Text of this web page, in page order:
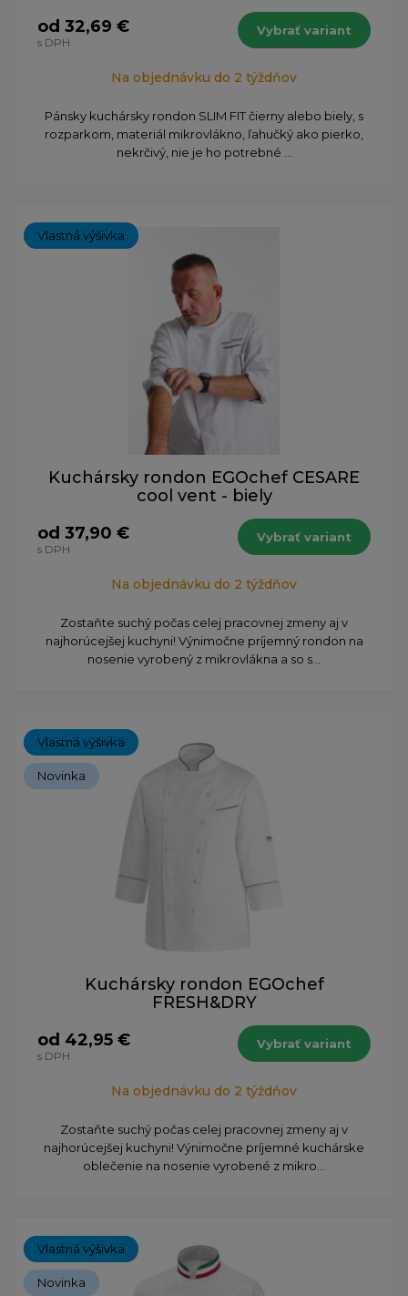
od 32,69 €
s DPH
Vybrať variant
Na objednávku do 2 týždňov
Pánsky kuchársky rondon SLIM FIT čierny alebo biely, s
rozparkom, materiál mikrovlákno, ľahučký ako pierko,
nekrčivý, nie je ho potrebné ...
Vlastná výšivka
Kuchársky rondon EGOchef CESARE
cool vent - biely
od 37,90 €
s DPH
Vybrať variant
Na objednávku do 2 týždňov
Zostaňte suchý počas celej pracovnej zmeny aj v
najhorúcejšej kuchyni! Výnimočne príjemný rondon na
nosenie vyrobený z mikrovlákna a so s...
Vlastná výšivka
Novinka
Kuchársky rondon EGOchef
FRESH&DRY
od 42,95 €
s DPH
Vybrať variant
Na objednávku do 2 týždňov
Zostaňte suchý počas celej pracovnej zmeny aj v
najhorúcejšej kuchyni! Výnimočne príjemné kuchárske
oblečenie na nosenie vyrobené z mikro...
Vlastná výšivka
Novinka